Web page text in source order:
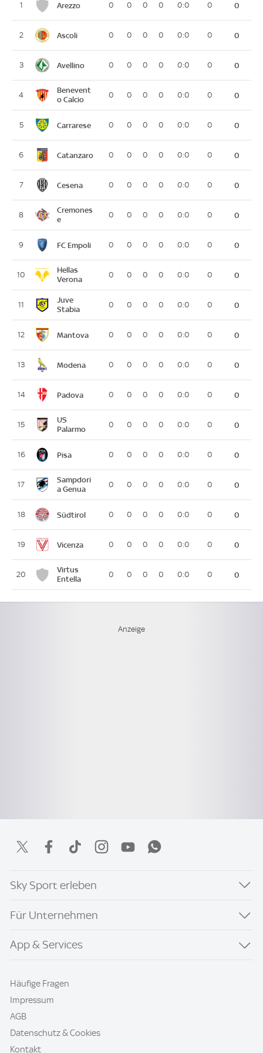
1 Arezzo 0 0 0 0 0:0 0 0
2 Ascoli 0 0 0 0 0:0 0 0
3 Avellino 0 0 0 0 0:0 0 0
4
Benevent
o Calcio
0 0 0 0 0:0 0 0
5 Carrarese 0 0 0 0 0:0 0 0
6 Catanzaro 0 0 0 0 0:0 0 0
7 Cesena 0 0 0 0 0:0 0 0
8
Cremones
e
0 0 0 0 0:0 0 0
9 FC Empoli 0 0 0 0 0:0 0 0
10
Hellas
Verona
0 0 0 0 0:0 0 0
11
Juve
Stabia
0 0 0 0 0:0 0 0
12 Mantova 0 0 0 0 0:0 0 0
13 Modena 0 0 0 0 0:0 0 0
14 Padova 0 0 0 0 0:0 0 0
15
US
Palarmo
0 0 0 0 0:0 0 0
16 Pisa 0 0 0 0 0:0 0 0
17
Sampdori
a Genua
0 0 0 0 0:0 0 0
18 Südtirol 0 0 0 0 0:0 0 0
19 Vicenza 0 0 0 0 0:0 0 0
20
Virtus
Entella
0 0 0 0 0:0 0 0
Sky Sport erleben
Für Unternehmen
App & Services
Häufige Fragen
Impressum
AGB
Datenschutz & Cookies
Kontakt